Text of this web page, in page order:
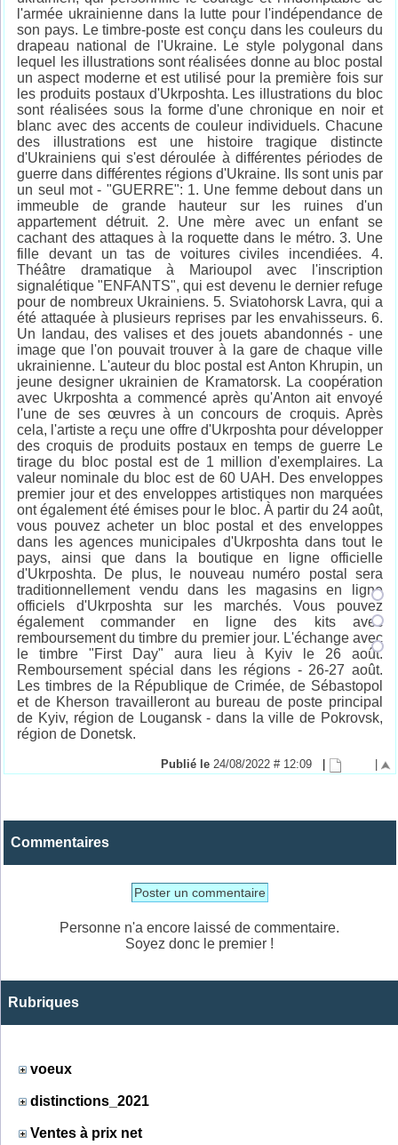
l'armée ukrainienne dans la lutte pour l'indépendance de
son pays. Le timbre-poste est conçu dans les couleurs du
drapeau national de l'Ukraine. Le style polygonal dans
lequel les illustrations sont réalisées donne au bloc postal
un aspect moderne et est utilisé pour la première fois sur
les produits postaux d'Ukrposhta. Les illustrations du bloc
sont réalisées sous la forme d'une chronique en noir et
blanc avec des accents de couleur individuels. Chacune
des illustrations est une histoire tragique distincte
d'Ukrainiens qui s'est déroulée à différentes périodes de
guerre dans différentes régions d'Ukraine. Ils sont unis par
un seul mot - "GUERRE": 1. Une femme debout dans un
immeuble de grande hauteur sur les ruines d'un
appartement détruit. 2. Une mère avec un enfant se
cachant des attaques à la roquette dans le métro. 3. Une
fille devant un tas de voitures civiles incendiées. 4.
Théâtre dramatique à Marioupol avec l'inscription
signalétique "ENFANTS", qui est devenu le dernier refuge
pour de nombreux Ukrainiens. 5. Sviatohorsk Lavra, qui a
été attaquée à plusieurs reprises par les envahisseurs. 6.
Un landau, des valises et des jouets abandonnés - une
image que l'on pouvait trouver à la gare de chaque ville
ukrainienne. L'auteur du bloc postal est Anton Khrupin, un
jeune designer ukrainien de Kramatorsk. La coopération
avec Ukrposhta a commencé après qu'Anton ait envoyé
l'une de ses œuvres à un concours de croquis. Après
cela, l'artiste a reçu une offre d'Ukrposhta pour développer
des croquis de produits postaux en temps de guerre Le
tirage du bloc postal est de 1 million d'exemplaires. La
valeur nominale du bloc est de 60 UAH. Des enveloppes
premier jour et des enveloppes artistiques non marquées
ont également été émises pour le bloc. À partir du 24 août,
vous pouvez acheter un bloc postal et des enveloppes
dans les agences municipales d'Ukrposhta dans tout le
pays, ainsi que dans la boutique en ligne officielle
d'Ukrposhta. De plus, le nouveau numéro postal sera
traditionnellement vendu dans les magasins en ligne
officiels d'Ukrposhta sur les marchés. Vous pouvez
également commander en ligne des kits avec
remboursement du timbre du premier jour. L'échange avec
le timbre "First Day" aura lieu à Kyiv le 26 août.
Remboursement spécial dans les régions - 26-27 août.
Les timbres de la République de Crimée, de Sébastopol
et de Kherson travailleront au bureau de poste principal
de Kyiv, région de Lougansk - dans la ville de Pokrovsk,
région de Donetsk.
Publié le 24/08/2022 # 12:09
Commentaires
Poster un commentaire
Personne n'a encore laissé de commentaire.
Soyez donc le premier !
Rubriques
voeux
distinctions_2021
Ventes à prix net